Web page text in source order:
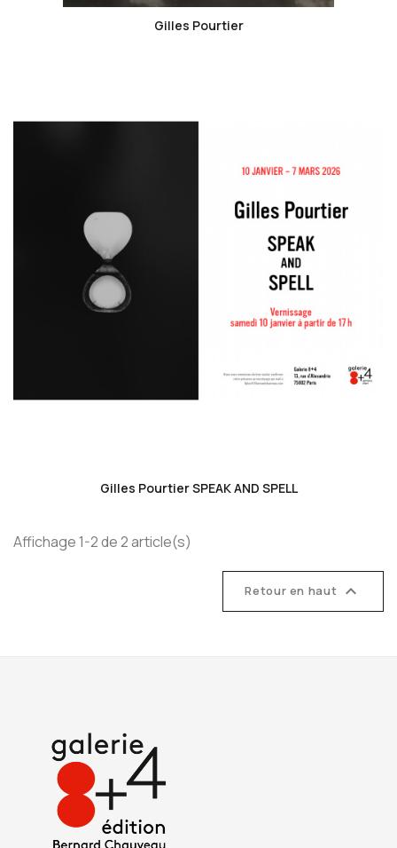
Gilles Pourtier
Gilles Pourtier SPEAK AND SPELL
Affichage 1-2 de 2 article(s)
Retour en haut 